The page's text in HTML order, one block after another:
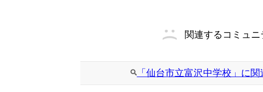
関連するコミュ
「仙台市立富沢中学校」に